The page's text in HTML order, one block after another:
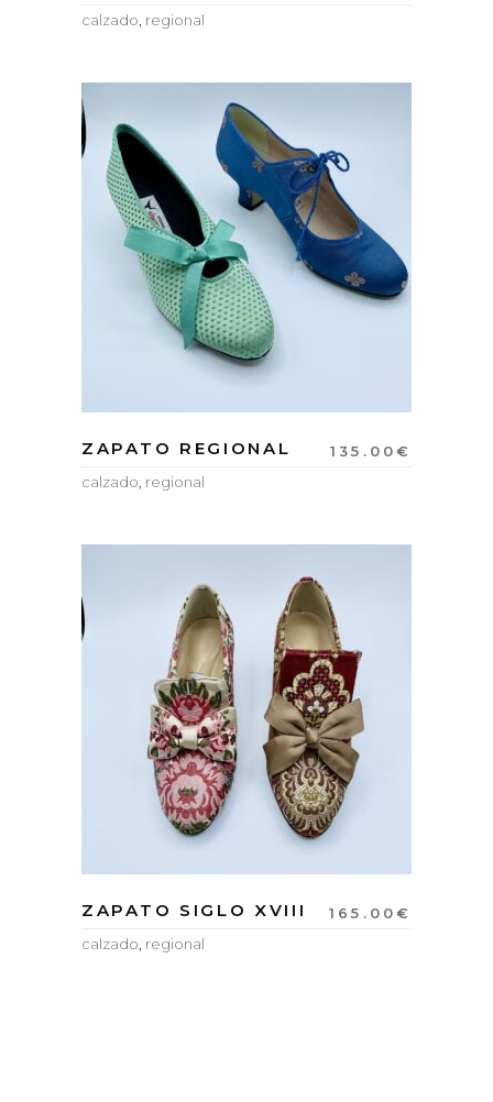
calzado, regional
ZAPATO REGIONAL 135.00€
calzado, regional
ZAPATO SIGLO XVIII 165.00€
calzado, regional